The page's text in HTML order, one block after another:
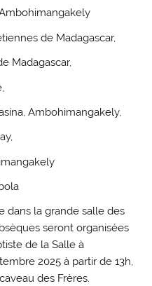
de Madagascar,
Madagascar,
Ambohimangakely,
dans la grande salle des
seront organisées
de la Salle à
2025 à partir de 13h,
des Frères.